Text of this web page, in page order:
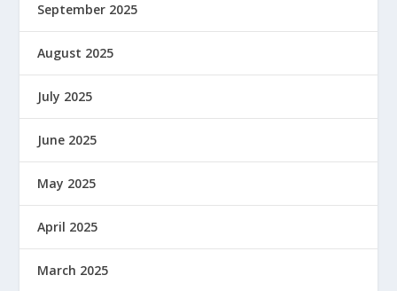
September 2025
August 2025
July 2025
June 2025
May 2025
April 2025
March 2025